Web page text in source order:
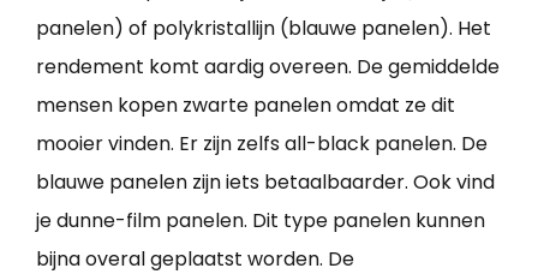
panelen) of polykristallijn (blauwe panelen). Het
rendement komt aardig overeen. De gemiddelde
mensen kopen zwarte panelen omdat ze dit
mooier vinden. Er zijn zelfs all-black panelen. De
blauwe panelen zijn iets betaalbaarder. Ook vind
je dunne-film panelen. Dit type panelen kunnen
bijna overal geplaatst worden. De